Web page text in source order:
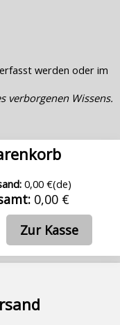
werden oder im
verborgenen Wissens.
0,00 €(de)
0,00 €
Zur Kasse